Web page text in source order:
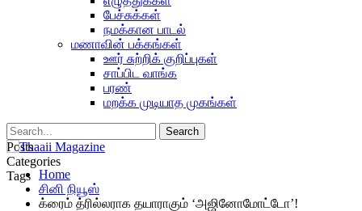
பேச்சுக்கள்
நமக்கான பாடல்
மணாவின் பக்கங்கள்
ஊர் சுற்றிக் குறிப்புகள்
சாப்பிட வாங்க
பரண்
மறக்க முடியாத முகங்கள்
Posts
Categories
Tags Home
சினி நியூஸ்
க்ரைம் த்ரில்லராக தயாராகும் ‘அஜினோமோட்டோ’!